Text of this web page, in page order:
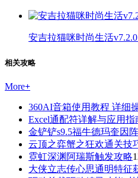
安吉拉猫咪时尚生活
相关攻略
More+
360AI音箱使用教程 详细
Excel通配符详解与应用指
金铲铲s9.5福牛德玛奎因
云顶之弈蟹之狂欢通关技
霓虹深渊阿瑞斯触发攻略
大侠立志传心思通明特征